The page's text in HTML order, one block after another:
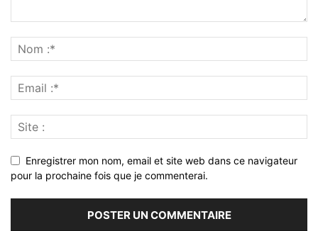
Enregistrer mon nom, email et site web dans ce navigateur
pour la prochaine fois que je commenterai.